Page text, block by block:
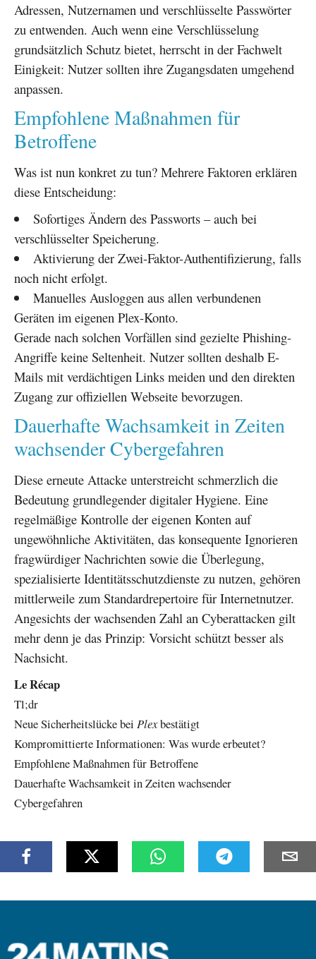
Adressen, Nutzernamen und verschlüsselte Passwörter
zu entwenden. Auch wenn eine Verschlüsselung
grundsätzlich Schutz bietet, herrscht in der Fachwelt
Einigkeit: Nutzer sollten ihre Zugangsdaten umgehend
anpassen.
Empfohlene Maßnahmen für
Betroffene
Was ist nun konkret zu tun? Mehrere Faktoren erklären
diese Entscheidung:
Sofortiges Ändern des Passworts – auch bei
verschlüsselter Speicherung.
Aktivierung der Zwei-Faktor-Authentifizierung, falls
noch nicht erfolgt.
Manuelles Ausloggen aus allen verbundenen
Geräten im eigenen Plex-Konto.
Gerade nach solchen Vorfällen sind gezielte Phishing-
Angriffe keine Seltenheit. Nutzer sollten deshalb E-
Mails mit verdächtigen Links meiden und den direkten
Zugang zur offiziellen Webseite bevorzugen.
Dauerhafte Wachsamkeit in Zeiten
wachsender Cybergefahren
Diese erneute Attacke unterstreicht schmerzlich die
Bedeutung grundlegender digitaler Hygiene. Eine
regelmäßige Kontrolle der eigenen Konten auf
ungewöhnliche Aktivitäten, das konsequente Ignorieren
fragwürdiger Nachrichten sowie die Überlegung,
spezialisierte Identitätsschutzdienste zu nutzen, gehören
mittlerweile zum Standardrepertoire für Internetnutzer.
Angesichts der wachsenden Zahl an Cyberattacken gilt
mehr denn je das Prinzip: Vorsicht schützt besser als
Nachsicht.
Le Récap
Tl;dr
Neue Sicherheitslücke bei Plexbestätigt
Kompromittierte Informationen: Was wurde erbeutet?
Empfohlene Maßnahmen für Betroffene
Dauerhafte Wachsamkeit in Zeiten wachsender
Cybergefahren